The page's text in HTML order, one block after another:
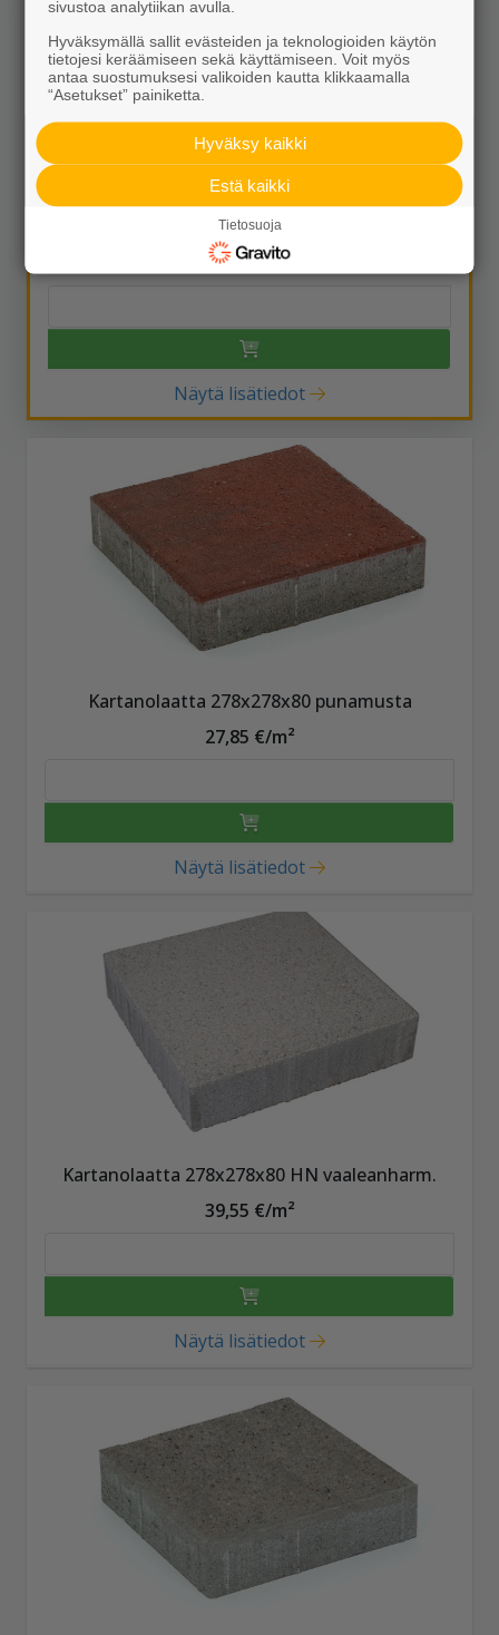
Kartanolaatta 278x278x80 punainen
27,85 €/m²
Näytä lisätiedot
Kartanolaatta 278x278x80 punamusta
27,85 €/m²
Näytä lisätiedot
Kartanolaatta 278x278x80 HN vaaleanharm.
39,55 €/m²
Näytä lisätiedot
sivustoa analytiikan avulla.
Hyväksymällä sallit evästeiden ja teknologioiden käytön
tietojesi keräämiseen sekä käyttämiseen. Voit myös
antaa suostumuksesi valikoiden kautta klikkaamalla
“Asetukset” painiketta.
Hyväksy kaikki
Estä kaikki
Tietosuoja